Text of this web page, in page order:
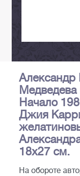
Александр
Начало
Джия
18х27 см.
На обороте